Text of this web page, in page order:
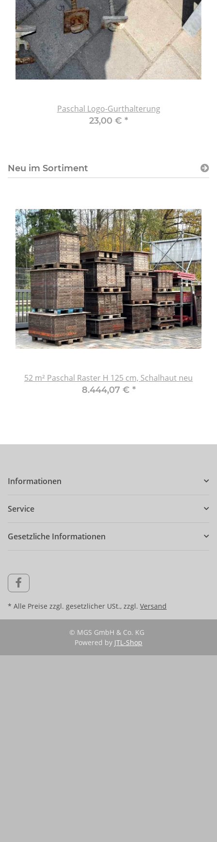
Paschal Logo-Gurthalterung
23,00 € *
Neu im Sortiment
52 m² Paschal Raster H 125 cm, Schalhaut neu
8.444,07 € *
Informationen
Service
Gesetzliche Informationen
* Alle Preise zzgl. gesetzlicher USt., zzgl. Versand
© MGS GmbH & Co. KG
Powered by JTL-Shop